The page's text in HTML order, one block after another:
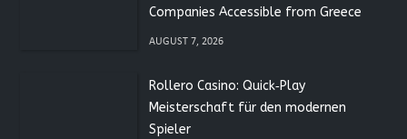
Companies Accessible from Greece
AUGUST 7, 2026
Rollero Casino: Quick‑Play
Meisterschaft für den modernen
Spieler